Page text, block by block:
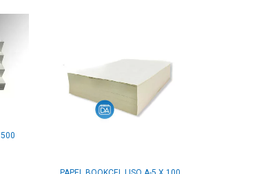
500